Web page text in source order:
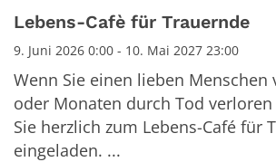
Datum: 9. Juni 2026
Lebens-Cafè für Trauernde
9. Juni 2026 0:00 - 10. Mai 2027 23:00
Wenn Sie einen lieben Menschen
oder Monaten durch Tod
Sie herzlich zum Lebens-Café für
eingeladen. ...